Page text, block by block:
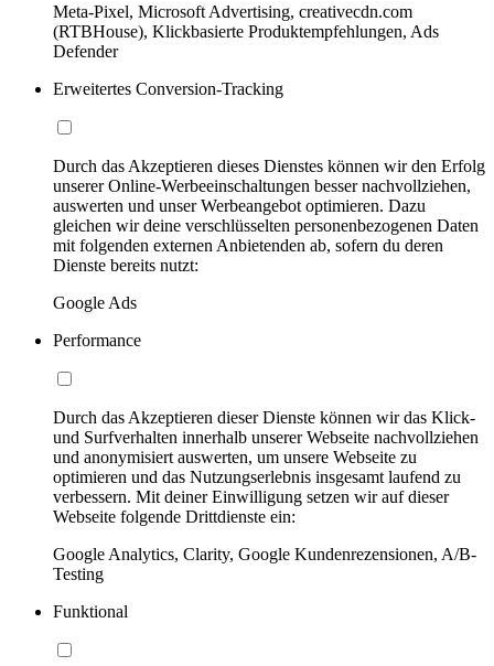
Meta-Pixel, Microsoft Advertising, creativecdn.com
(RTBHouse), Klickbasierte Produktempfehlungen, Ads
Defender
Erweitertes Conversion-Tracking
Durch das Akzeptieren dieses Dienstes können wir den Erfolg
unserer Online-Werbeeinschaltungen besser nachvollziehen,
auswerten und unser Werbeangebot optimieren. Dazu
gleichen wir deine verschlüsselten personenbezogenen Daten
mit folgenden externen Anbietenden ab, sofern du deren
Dienste bereits nutzt:
Google Ads
Performance
Durch das Akzeptieren dieser Dienste können wir das Klick-
und Surfverhalten innerhalb unserer Webseite nachvollziehen
und anonymisiert auswerten, um unsere Webseite zu
optimieren und das Nutzungserlebnis insgesamt laufend zu
verbessern. Mit deiner Einwilligung setzen wir auf dieser
Webseite folgende Drittdienste ein:
Google Analytics, Clarity, Google Kundenrezensionen, A/B-
Testing
Funktional